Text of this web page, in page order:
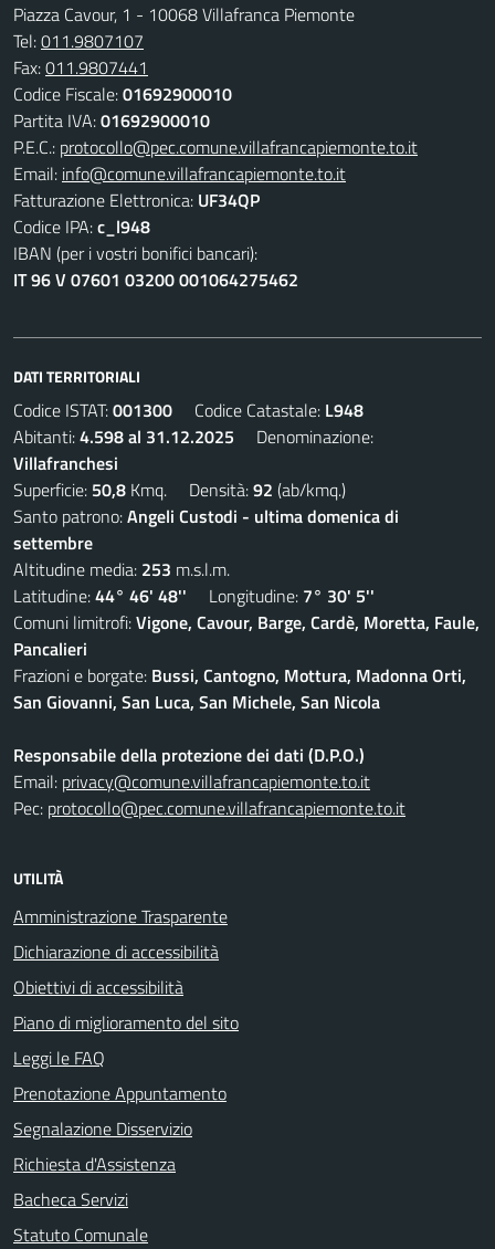
Piazza Cavour, 1 - 10068 Villafranca Piemonte
Tel:011.9807107
Fax:011.9807441
Codice Fiscale:01692900010
Partita IVA:01692900010
P.E.C.: protocollo@pec.comune.villafrancapiemonte.to.it
Email: info@comune.villafrancapiemonte.to.it
Fatturazione Elettronica: UF34QP
Codice IPA:c_l948
IBAN (per i vostri bonifici bancari):
IT 96 V 07601 03200 001064275462
DATI TERRITORIALI
Codice ISTAT:001300 Codice Catastale: L948
Abitanti:4.598 al 31.12.2025 Denominazione:
Villafranchesi
Superficie: 50,8 Kmq. Densità:92 (ab/kmq.)
Santo patrono:Angeli Custodi - ultima domenica di
settembre
Altitudine media: 253 m.s.l.m.
Latitudine:44° 46' 48'' Longitudine: 7° 30' 5''
Comuni limitrofi:Vigone, Cavour, Barge, Cardè, Moretta, Faule,
Pancalieri
Frazioni e borgate: Bussi, Cantogno, Mottura, Madonna Orti,
San Giovanni, San Luca, San Michele, San Nicola
Responsabile della protezione dei dati (D.P.O.)
Email: privacy@comune.villafrancapiemonte.to.it
Pec: protocollo@pec.comune.villafrancapiemonte.to.it
UTILITÀ
Amministrazione Trasparente
Dichiarazione di accessibilità
Obiettivi di accessibilità
Piano di miglioramento del sito
Leggi le FAQ
Prenotazione Appuntamento
Segnalazione Disservizio
Richiesta d'Assistenza
Bacheca Servizi
Statuto Comunale